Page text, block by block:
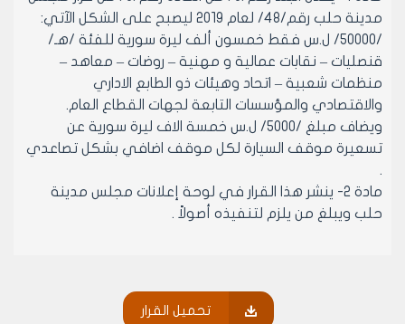
مدينة حلب رقم/48/ لعام 2019 ليصبح على الشكل الآتي:
/50000/ ل.س فقط خمسون ألف ليرة سورية للفئة /هـ/
قنصليات – نقابات عمالية و مهنية – روضات – معاهد –
منظمات شعبية – اتحاد وهيئات ذو الطابع الاداري
والاقتصادي والمؤسسات التابعة لجهات القطاع العام.
ويضاف مبلغ /5000/ ل.س خمسة الاف ليرة سورية عن
تسعيرة موقف السيارة لكل موقف اضافي بشكل تصاعدي
.
مادة 2- ينشر هذا القرار في لوحة إعلانات مجلس مدينة
حلب ويبلغ من يلزم لتنفيذه أصولاً .
الدكتور المهندس معد المدلجي
تحميل القرار